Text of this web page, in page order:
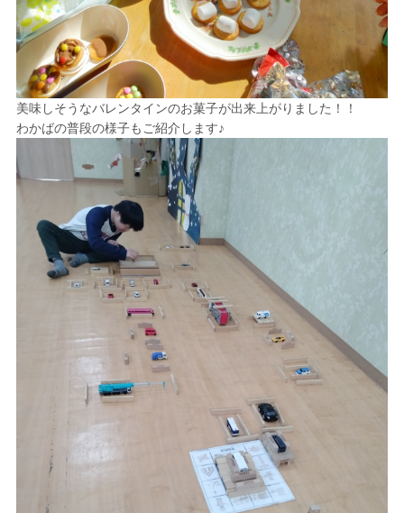
美味しそうなバレンタインのお菓子が出来上がりました！！
わかばの普段の様子もご紹介します♪